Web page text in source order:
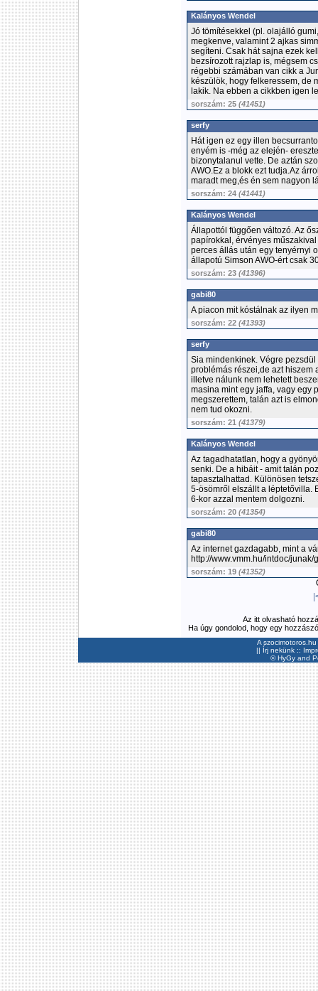
Kalányos Wendel
Jó tömítésekkel (pl. olajálló
megkenve, valamint 2 ajkas
segíteni. Csak hát sajna ezek
bezsírozott rajzlap is, mégsem
régebbi számában van cikk a
készülök, hogy felkeressem, de
lakik. Na ebben a cikkben igen
sorszám: 25 (41451)
serfy
Hát igen ez egy illen
enyém is -még az elején-
bizonytalanul vette. De aztán
AWO.Ez a blokk ezt tudja.Az
maradt meg,és én sem nagyon
sorszám: 24 (41441)
Kalányos Wendel
Állapottól függően változó. Az
papírokkal, érvényes
perces állás után egy tenyérnyi
állapotú Simson AWO-ért csak
sorszám: 23 (41396)
gabi80
A piacon mit kóstálnak az ilyen
sorszám: 22 (41393)
serfy
Sia mindenkinek. Végre
problémás részei,de azt hiszem
illetve nálunk nem lehetett
masina mint egy jaffa, vagy egy
megszerettem, talán azt is
nem tud okozni.
sorszám: 21 (41379)
Kalányos Wendel
Az tagadhatatlan, hogy a
senki. De a hibáit - amit talán
tapasztalhattad. Különösen
5-ösömről elszállt a léptetővilla.
6-kor azzal mentem dolgozni.
sorszám: 20 (41354)
gabi80
Az internet gazdagabb, mint a
http://www.vmm.hu/intdoc/
sorszám: 19 (41352)
Az itt olvasható
Ha úgy gondolod, hogy egy
A
|| Írj nekünk ::
©HyGyand